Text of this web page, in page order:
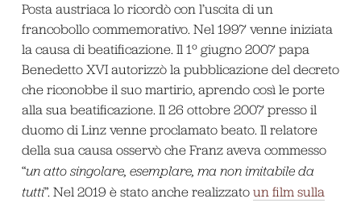
Posta austriaca lo ricordò con l’uscita di un
francobollo commemorativo. Nel 1997 venne iniziata
la causa di beatificazione. Il 1º giugno 2007 papa
Benedetto XVI autorizzò la pubblicazione del decreto
che riconobbe il suo martirio, aprendo così le porte
alla sua beatificazione. Il 26 ottobre 2007 presso il
duomo di Linz venne proclamato beato. Il relatore
della sua causa osservò che Franz aveva commesso
“un atto singolare, esemplare, ma non imitabile da
tutti”. Nel 2019 è stato anche realizzato un film sulla